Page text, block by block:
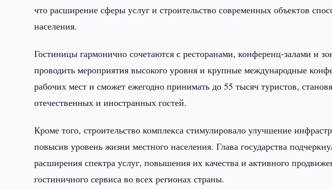
что расширение сферы услуг и строительство современных объектов
населения.
Гостиницы гармонично сочетаются с ресторанами, конференц-залами и
проводить мероприятия высокого уровня и крупные международные
рабочих мест и сможет ежегодно принимать до 55 тысяч туристов,
отечественных и иностранных гостей.
Кроме того, строительство комплекса стимулировало улучшение
повысив уровень жизни местного населения. Глава государства
расширения спектра услуг, повышения их качества и активного
гостиничного сервиса во всех регионах страны.